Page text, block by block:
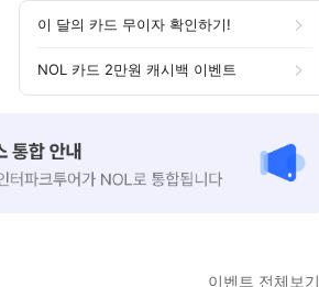
이 달의 카드 무이자 확인하기!
NOL 카드 2만원 캐시백 이벤트
이벤트 전체보기